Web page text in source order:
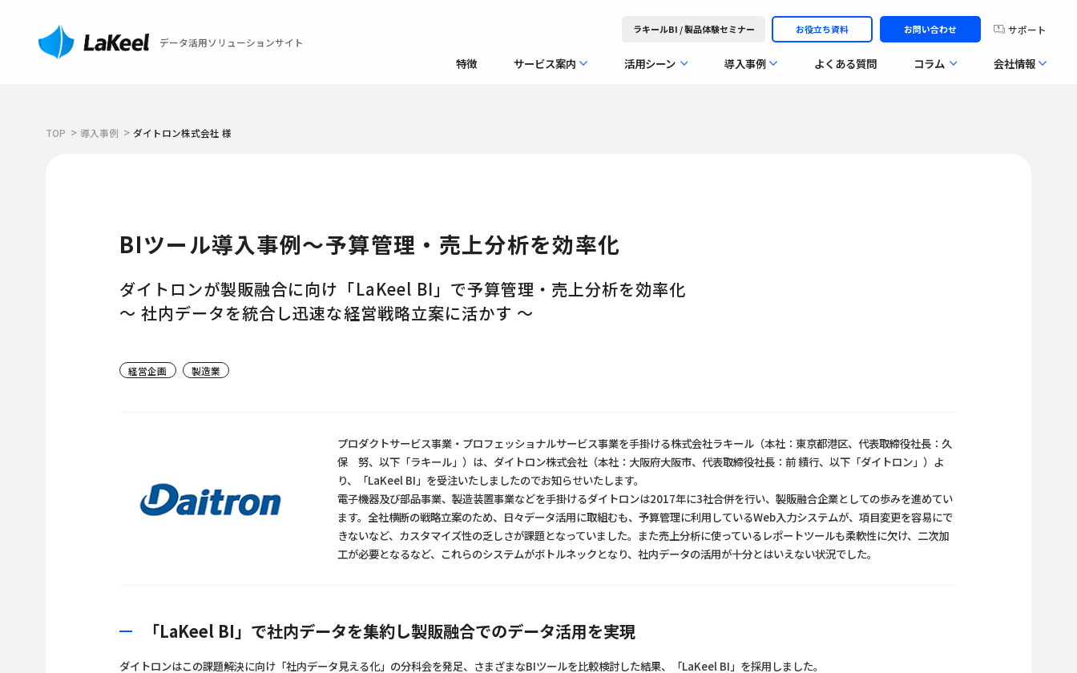
データ活用ソリューションサイト
ラキールBI / 製品体験セミナー お役立ち資料 お問い合わせ サポート
特徴 サービス案内 活用シーン 導入事例 よくある質問 コラム 会社情報
TOP 導入事例 ダイトロン株式会社 様
BIツール導入事例～予算管理・売上分析を効率化
ダイトロンが製販融合に向け「LaKeel BI」で予算管理・売上分析を効率化
～ 社内データを統合し迅速な経営戦略立案に活かす ～
経営企画 製造業
プロダクトサービス事業・プロフェッショナルサービス事業を手掛ける株式会社ラキール（本社：東京都港区、代表取締役社長：久
保 努、以下「ラキール」）は、ダイトロン株式会社（本社：大阪府大阪市、代表取締役社長：前 績行、以下「ダイトロン」）よ
り、「LaKeel BI」を受注いたしましたのでお知らせいたします。
電子機器及び部品事業、製造装置事業などを手掛けるダイトロンは2017年に3社合併を行い、製販融合企業としての歩みを進めてい
ます。全社横断の戦略立案のため、日々データ活用に取組むも、予算管理に利用しているWeb入力システムが、項目変更を容易にで
きないなど、カスタマイズ性の乏しさが課題となっていました。また売上分析に使っているレポートツールも柔軟性に欠け、二次加
工が必要となるなど、これらのシステムがボトルネックとなり、社内データの活用が十分とはいえない状況でした。
「LaKeel BI」で社内データを集約し製販融合でのデータ活用を実現
ダイトロンはこの課題解決に向け「社内データ見える化」の分科会を発足、さまざまなBIツールを比較検討した結果、「LaKeel BI」を採用しました。